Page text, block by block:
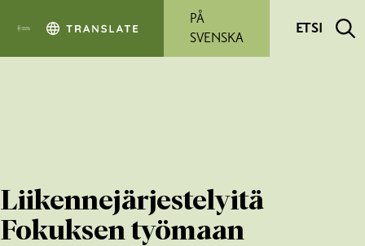
PÅ
SVENSKA
ETSI
Liikennejärjestelyitä
Fokuksen työmaan